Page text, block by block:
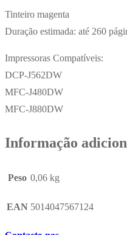
Tinteiro magenta
Duração estimada: até 260
Impressoras Compatíveis:
DCP-J562DW
MFC-J480DW
MFC-J880DW
Informação
Peso 0,06 kg
EAN 5014047567124